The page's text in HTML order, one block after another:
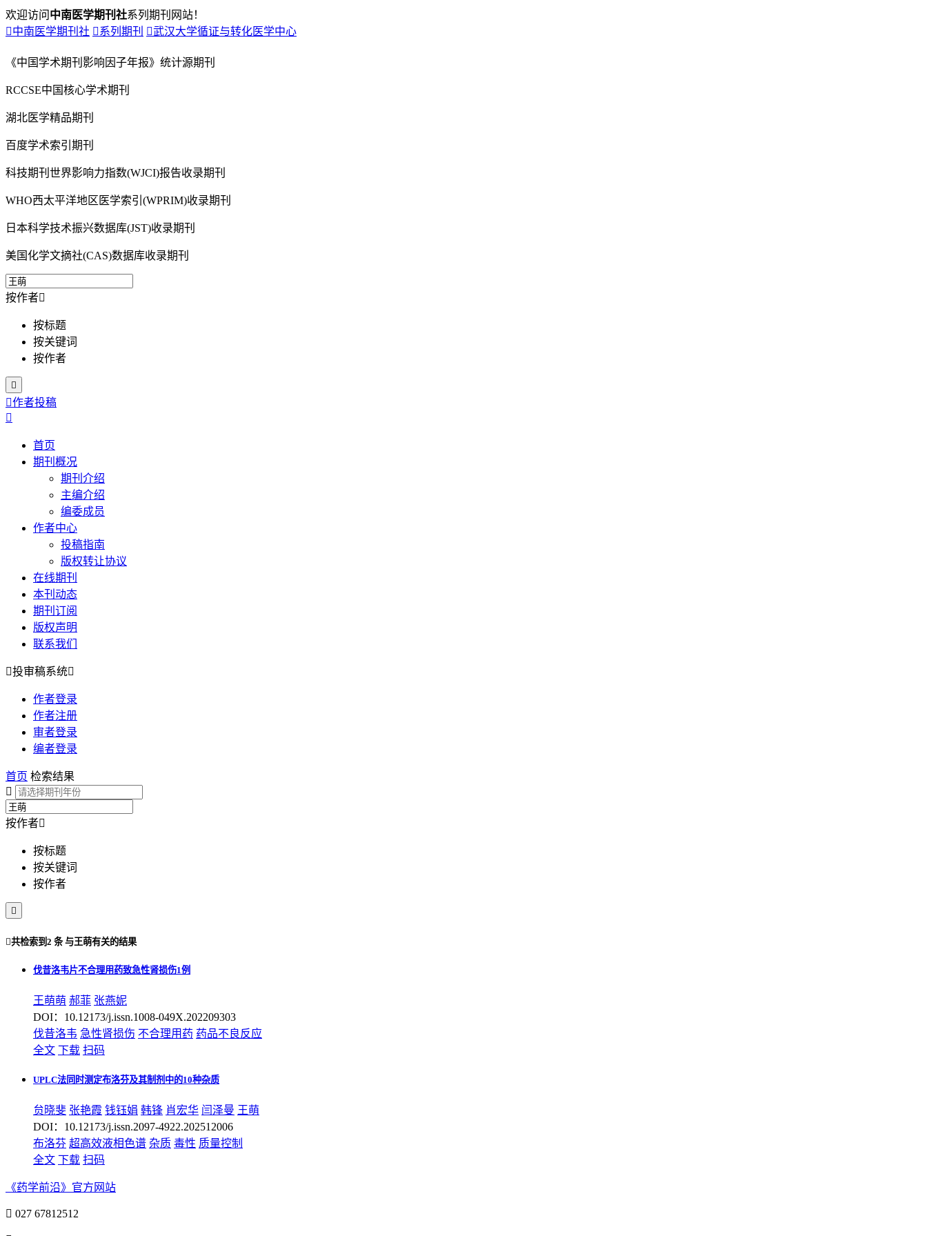
欢迎访问 中南医学期刊社系列期刊网站！
中南医学期刊社 系列期刊 武汉大学循证与转化医学中心
《中国学术期刊影响因子年报》统计源期刊
RCCSE中国核心学术期刊
湖北医学精品期刊
百度学术索引期刊
科技期刊世界影响力指数(WJCI)报告收录期刊
WHO西太平洋地区医学索引(WPRIM)收录期刊
日本科学技术振兴数据库(JST)收录期刊
美国化学文摘社(CAS)数据库收录期刊
按作者
按标题
按关键词
按作者

作者投稿

首页
期刊概况
期刊介绍
主编介绍
编委成员
作者中心
投稿指南
版权转让协议
在线期刊
本刊动态
期刊订阅
版权声明
联系我们
投审稿系统
作者登录
作者注册
审者登录
编者登录
首页 检索结果

按作者
按标题
按关键词
按作者

共检索到 2 条与王萌有关的结果
伐昔洛韦片不合理用药致急性肾损伤1例
王萌萌 郝菲 张燕妮
DOI：10.12173/j.issn.1008-049X.202209303
伐昔洛韦 急性肾损伤 不合理用药 药品不良反应
全文 下载 扫码
UPLC法同时测定布洛芬及其制剂中的10种杂质
贠晓斐 张艳霞 钱钰娟 韩锋 肖宏华 闫泽曼 王萌
DOI：10.12173/j.issn.2097-4922.202512006
布洛芬 超高效液相色谱 杂质 毒性 质量控制
全文 下载 扫码
《药学前沿》官方网站
 027 67812512